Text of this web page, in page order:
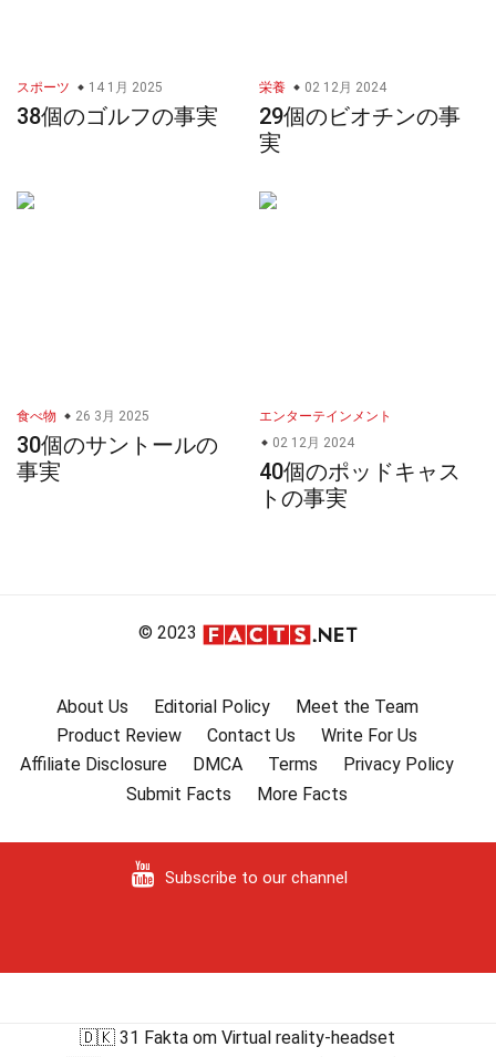
スポーツ 14 1月 2025
38個のゴルフの事実
栄養 02 12月 2024
29個のビオチンの事
実
食べ物 26 3月 2025
30個のサントールの
事実
エンターテインメント
02 12月 2024
40個のポッドキャス
トの事実
© 2023
About Us Editorial Policy
Meet the Team
Product Review
Contact Us
Write For Us
Affiliate Disclosure
DMCA Terms
Privacy Policy
Submit Facts
More Facts
Subscribe to our channel
🇩🇰 31 Fakta om Virtual reality-headset